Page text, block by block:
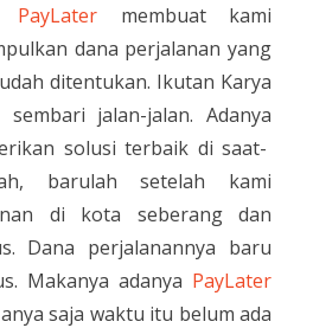
PayLater
membuat kami
dana perjalanan yang
ditentukan. Ikutan Karya
jalan-jalan. Adanya
solusi terbaik di saat-
barulah setelah kami
di kota seberang dan
Dana perjalanannya baru
Makanya adanya PayLater
saja waktu itu belum ada